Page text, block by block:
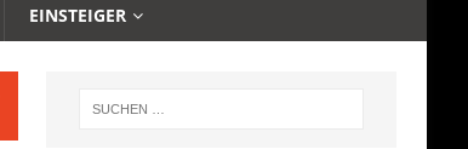
EINSTEIGER